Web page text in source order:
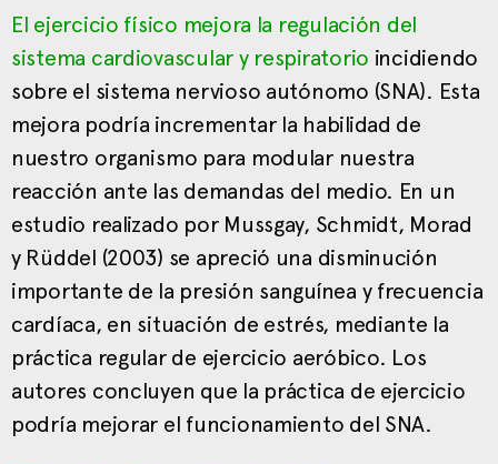
El ejercicio físico mejora la regulación del
sistema cardiovascular y respiratorio incidiendo
sobre el sistema nervioso autónomo (SNA). Esta
mejora podría incrementar la habilidad de
nuestro organismo para modular nuestra
reacción ante las demandas del medio. En un
estudio realizado por Mussgay, Schmidt, Morad
y Rüddel (2003) se apreció una disminución
importante de la presión sanguínea y frecuencia
cardíaca, en situación de estrés, mediante la
práctica regular de ejercicio aeróbico. Los
autores concluyen que la práctica de ejercicio
podría mejorar el funcionamiento del SNA.